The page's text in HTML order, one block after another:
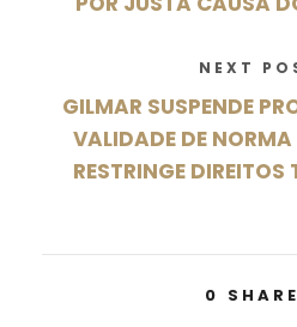
NEXT
GILMAR SUSPENDE
VALIDADE DE
RESTRINGE
0